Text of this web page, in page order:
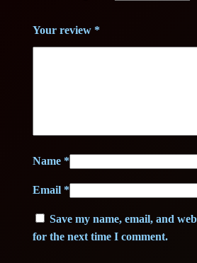
Your review *
Name*
Email *
Save my name, email, and
for the next time I comment.